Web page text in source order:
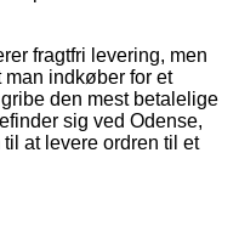
fragtfri levering, men
indkøber for et
den mest betalelige
sig ved Odense,
at levere ordren til et